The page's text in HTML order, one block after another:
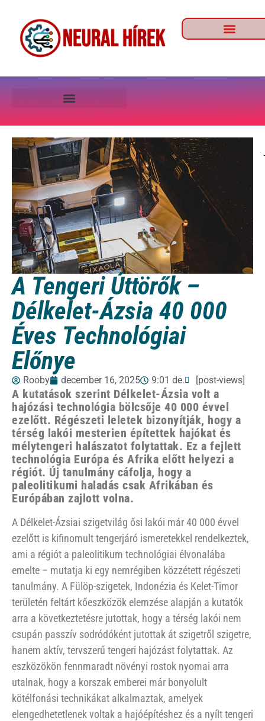
A Tengeri Úttörők –
Délkelet-Ázsia 40 000
Éves Technológiai
Előnye
Rooby december 16, 2025 9:01 de. [post-views]
A kutatások szerint Délkelet-Ázsia volt a
hajózási technológia bölcsője 40 000 évvel
ezelőtt. Régészeti leletek bizonyítják, hogy a
térség lakói mesterien építettek hajókat és
mélytengeri halászatot folytattak. Ez a fejlett
technológia Európa és Afrika előtt helyezi a
régiót. Új tanulmány cáfolja, hogy a
paleolitikumi haladás csak Afrikában és
Európában zajlott volna.
A Délkelet-Ázsiai szigetvilág ősi lakói már 40 000 évvel
ezelőtt is kifinomult tengerjáró ismeretekkel rendelkeztek,
ami a régiót a paleolitikum technológiai élvonalába
emelte – mutatja ki egy nemrégiben közzétett régészeti
tanulmány. A Fülöp-szigetek, Indonézia és Kelet-Timor
területén feltárt kőeszközök elemzése alapján a kutatók
arra a következtetésre jutottak, hogy a térség lakói nem
csupán passzív sodródóként jutottak át szigetről szigetre,
hanem aktív, tervszerű tengeri hajózást folytattak. Az
eszközökön fennmaradt növényi rostok nyomai arra
utalnak, hogy a korszak emberei már bonyolult
kötélfonási technikákat alkalmaztak, amelyek
elengedhetetlenek voltak a hajóépítéshez és a nyílt tengeri